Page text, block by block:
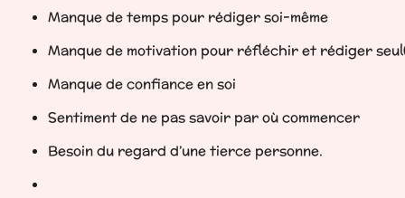
Manque de temps pour rédiger soi-même
Manque de motivation pour réfléchir et rédiger
Manque de confiance en soi
Sentiment de ne pas savoir par où commencer
Besoin du regard d’une tierce personne.